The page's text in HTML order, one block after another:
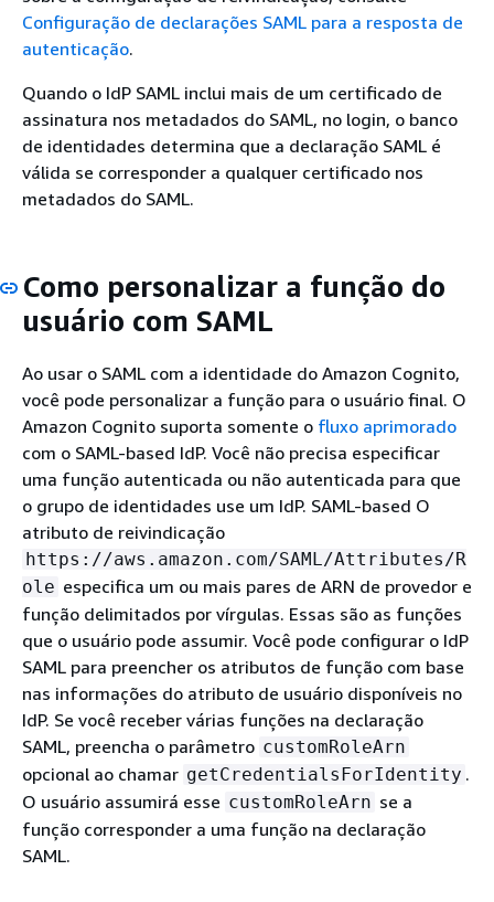
Configuração de declarações SAML para a resposta de
autenticação.
Quando o IdP SAML inclui mais de um certificado de
assinatura nos metadados do SAML, no login, o banco
de identidades determina que a declaração SAML é
válida se corresponder a qualquer certificado nos
metadados do SAML.
Como personalizar a função do
usuário com SAML
Ao usar o SAML com a identidade do Amazon Cognito,
você pode personalizar a função para o usuário final. O
Amazon Cognito suporta somente o fluxo aprimorado
com o SAML-based IdP. Você não precisa especificar
uma função autenticada ou não autenticada para que
o grupo de identidades use um IdP. SAML-based O
atributo de reivindicação
https://aws.amazon.com/SAML/Attributes/R
ole especifica um ou mais pares de ARN de provedor e
função delimitados por vírgulas. Essas são as funções
que o usuário pode assumir. Você pode configurar o IdP
SAML para preencher os atributos de função com base
nas informações do atributo de usuário disponíveis no
IdP. Se você receber várias funções na declaração
SAML, preencha o parâmetro customRoleArn
opcional ao chamar getCredentialsForIdentity .
O usuário assumirá esse customRoleArn se a
função corresponder a uma função na declaração
SAML.